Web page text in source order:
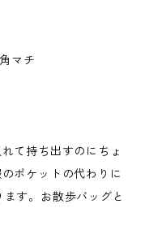
マチ
て持ち出すのにちょ
ポケットの代わりに
す。お散歩バッグと